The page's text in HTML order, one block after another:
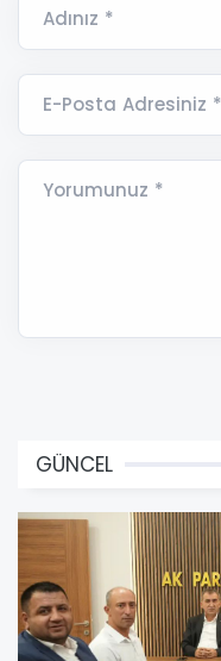
Adınız *
E-Posta Adresiniz *
Yorumunuz *
GÜNCEL